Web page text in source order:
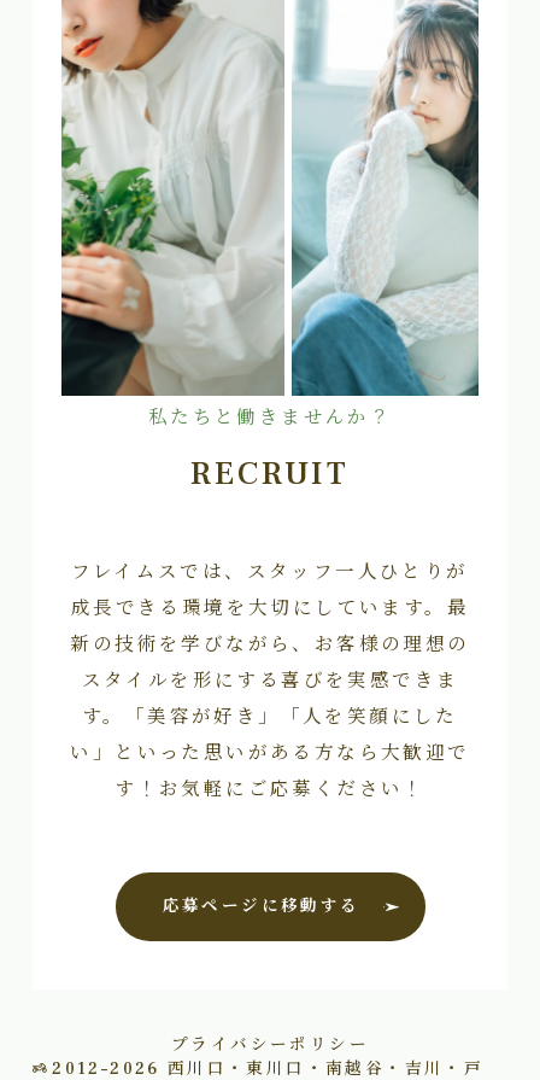
私たちと働きませんか？
RECRUIT
フレイムスでは、スタッフ一人ひとりが
成長できる環境を大切にしています。最
新の技術を学びながら、お客様の理想の
スタイルを形にする喜びを実感できま
す。「美容が好き」「人を笑顔にした
い」といった思いがある方なら大歓迎で
す！お気軽にご応募ください！
応募ページに移動する
プライバシーポリシー
2012–2026 西川口・東川口・南越谷・吉川・戸